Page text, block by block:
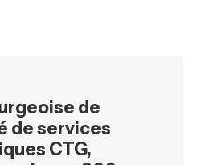
contacter
de
de services
CTG,